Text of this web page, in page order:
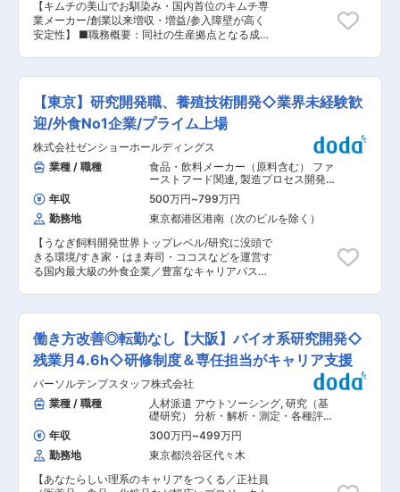
お茶やスポーツドリンク、サイダーなどの自社ブ
ランド商品の製造販売をしている当社。1972年よ
り缶コーヒーの製造を開始、1987年には日本初と
ヒットとなり、現在の礎を築きました。また、飲
料受託製造としては、大手飲料水メーカーの製造
ーカーです。本社第二工場ではライン更新や新ラ
イン増設など設備投資を積極的に行っています 変
更の範囲：会社の定める業務
た、より美味しく、より気軽に商品を食べてもら
うために重要な役割となります。 ■当社につい
て： ・当グループ会社が「サッポロ一番」を発売
してから50年以上経っていますが、今なお幅広い
ー」やカップ焼きそば等、ラインナップを増やし
ております。 ・またラーメンスープ工場として
は、全国有数の規模と生産を誇り消費者のニー ズ
に応え、日本の味、世界の味を創造してます。 変
更の範囲：会社の定める業務
【キムチの美山でお馴染み・国内首位のキムチ専
業メーカー/創業以来増収・増益/参入障壁が高く
安定性】 ■職務概要：同社の生産拠点となる成田
定める業務 ■職務内容： 以下の業務をご経歴に
応じてお任せいたします。 ・微生物検査計画の作
成: 食品製造プロセスにおける微生物のリスクを
評価し、検査項目や頻度を決定します。 ・検体採
取と処理: 食品サンプルを適切に採取し、検査の
ために適切に処理します。これには、適切な滅菌
技術や微生物の増殖を防ぐ方法の知識が必要で
す。 ・検査方法の実施: 指定された微生物検査法
に基づいて、食品サンプルから微生物を検出・分
離・識別します。これには、培養、PCR、酵素反
応など、さまざまな技術が使われることがありま
す。 ・検査結果の評価: 検査結果を分析し、食品
の品質基準や衛生基準に適合しているかどうかを
評価します。 ・品質改善活動への参加: 検査結果
をもとに、品質管理システムや衛生プロトコルの
改善に貢献します。また、問題が発生した場合に
動の記録などを適切に文書化し、報告書や内部文
書として管理します。 ・結果の報告とコミュニケ
ーション: 検査結果を関係部門や上司と共有し、
必要に応じて適切な対応策を提案します。また、
他のチームメンバーや関係者との効果的なコミュ
ニケーションも重要です。 ■働き方： ・残業時
間30時間以内（残業時に夜食が無料で支給） ・
転勤なし ・完全週休二日制（木曜・日曜） ・有
給取得率8割以上 ・休憩室完備 ・休憩時の弁当購
入補助あり（お弁当を１つ２４５円で購入可能）
■成田工場： 成田工場は開発から品質管理までを
【東京】研究開発職、養殖技術開発◇業界未経験歓
迎/外食No1企業/プライム上場
株式会社ゼンショーホールディングス
業種 / 職種
食品・飲料メーカー（原料含む） ファ
ーストフード関連, 製造プロセス開発・
工法開発（製造ライン） 分析・解析・
測定・各種評価試験（食品・香料・飼
料）
年収 500万円~799万円
勤務地
東京都港区港南（次のビルを除く）
【うなぎ飼料開発世界トップレベル/研究に没頭で
きる環境/すき家・はま寿司・ココスなどを運営す
る国内最大級の外食企業／豊富なキャリアパス
を募集いたします。 （1）ウナギ養殖技術高度化
（2）養殖対象魚種飼育法開発 （3）陸上養殖事
業（ブリ、タイ、ヒラメ等） ■業務詳細： ・飼
育法の開発 ・生産システム・ユニットの開発 ・
育種 ・餌料開発 ・魚介類量産飼育 ※将来的な施
設運用に当たって、「危険物取扱者」等、取得し
ていただく可能性あり。 ■全体ミッション： 各
にブランドにてうなぎメニューを提供しているた
め、これまでうなぎを消費する立場として『うな
ぎを守る』『還元する』ことをミッションにおい
ております。将来的には時給自足のような形で各
ブランドで提供される水産物をG間で供給するこ
とを目指しています。 ■組織構成：12名 30代〜
働き方改善◎転勤なし【大阪】バイオ系研究開発◇
残業月4.6h◇研修制度＆専任担当がキャリア支援
パーソルテンプスタッフ株式会社
業種 / 職種
人材派遣 アウトソーシング, 研究（基
礎研究） 分析・解析・測定・各種評価
試験（食品・香料・飼料）
年収 300万円~499万円
勤務地
東京都渋谷区代々木
【あなたらしい理系のキャリアをつくる／正社員